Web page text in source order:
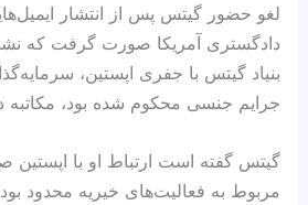
لغو حضور گیتس پس از انتشار
دادگستری آمریکا صورت گرفت که
بنیاد گیتس با جفری اپستین،
جرایم جنسی محکوم شده بود، مکاتبه
گیتس گفته است ارتباط او با اپستین
مربوط به فعالیت‌های خیریه محدود بوده